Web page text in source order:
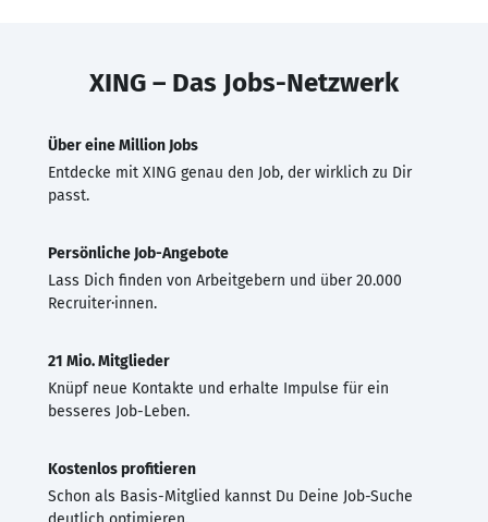
XING – Das Jobs-Netzwerk
Über eine Million Jobs
Entdecke mit XING genau den Job, der wirklich zu Dir
passt.
Persönliche Job-Angebote
Lass Dich finden von Arbeitgebern und über 20.000
Recruiter·innen.
21 Mio. Mitglieder
Knüpf neue Kontakte und erhalte Impulse für ein
besseres Job-Leben.
Kostenlos profitieren
Schon als Basis-Mitglied kannst Du Deine Job-Suche